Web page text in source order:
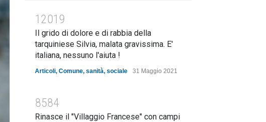
12019
Il grido di dolore e di rabbia della
tarquiniese Silvia, malata gravissima. E'
italiana, nessuno l'aiuta !
Articoli, Comune, sanità, sociale 31 Maggio 2021
8584
Rinasce il "Villaggio Francese" con campi